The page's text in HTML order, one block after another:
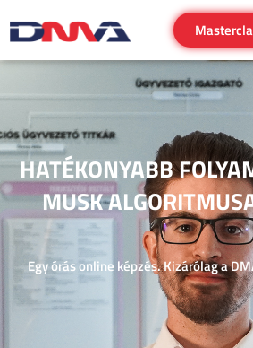
HATÉKONYABB
MUSK
Egy órás online képzés. Kizárólag a